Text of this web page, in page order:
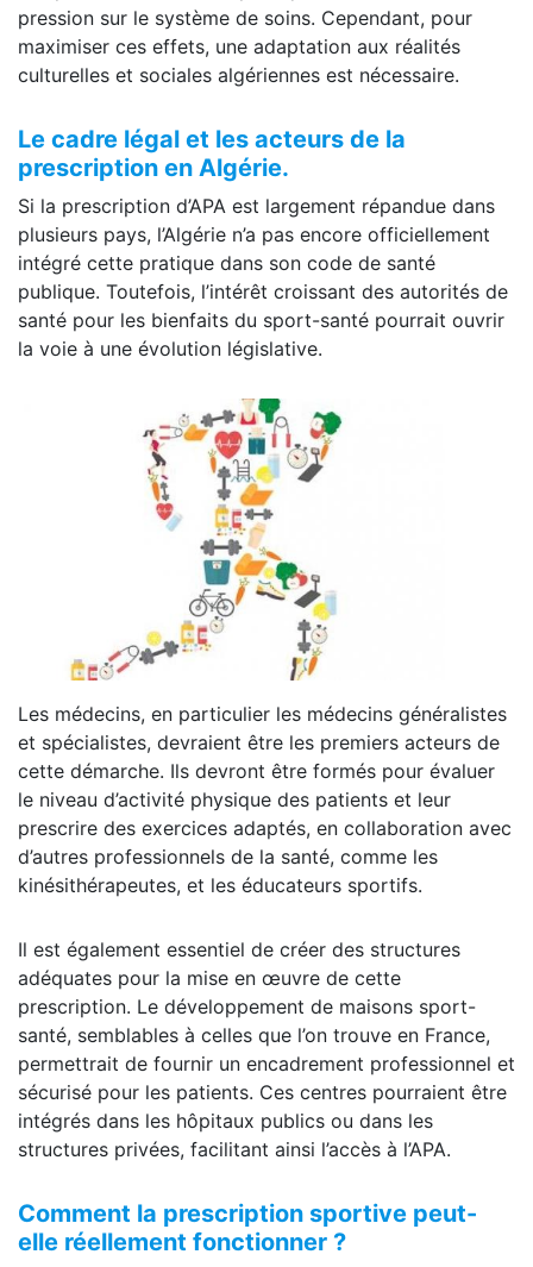
pression sur le système de soins. Cependant, pour
maximiser ces effets, une adaptation aux réalités
culturelles et sociales algériennes est nécessaire.
Le cadre légal et les acteurs de la
prescription en Algérie.
Si la prescription d’APA est largement répandue dans
plusieurs pays, l’Algérie n’a pas encore officiellement
intégré cette pratique dans son code de santé
publique. Toutefois, l’intérêt croissant des autorités de
santé pour les bienfaits du sport-santé pourrait ouvrir
la voie à une évolution législative.
Les médecins, en particulier les médecins généralistes
et spécialistes, devraient être les premiers acteurs de
cette démarche. Ils devront être formés pour évaluer
le niveau d’activité physique des patients et leur
prescrire des exercices adaptés, en collaboration avec
d’autres professionnels de la santé, comme les
kinésithérapeutes, et les éducateurs sportifs.
Il est également essentiel de créer des structures
adéquates pour la mise en œuvre de cette
prescription. Le développement de maisons sport-
santé, semblables à celles que l’on trouve en France,
permettrait de fournir un encadrement professionnel et
sécurisé pour les patients. Ces centres pourraient être
intégrés dans les hôpitaux publics ou dans les
structures privées, facilitant ainsi l’accès à l’APA.
Comment la prescription sportive peut-
elle réellement fonctionner ?